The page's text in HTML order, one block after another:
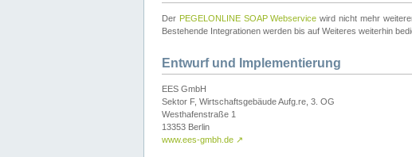
Der PEGELONLINE SOAP Webservice wird nicht mehr
Bestehende Integrationen werden bis auf Weiteres weiterhin
Entwurf und Implementierung
EES GmbH
Sektor F, Wirtschaftsgebäude Aufg.re, 3. OG
Westhafenstraße 1
13353 Berlin
www.ees-gmbh.de ↗